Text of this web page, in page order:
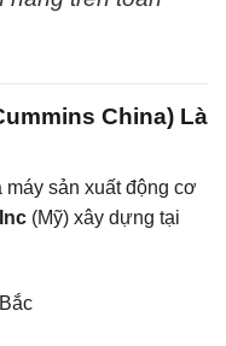
China) Là
máy sản xuất động cơ
(Mỹ) xây dựng tại